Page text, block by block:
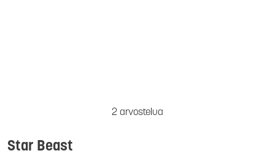
2 arvostelua
Star Beast